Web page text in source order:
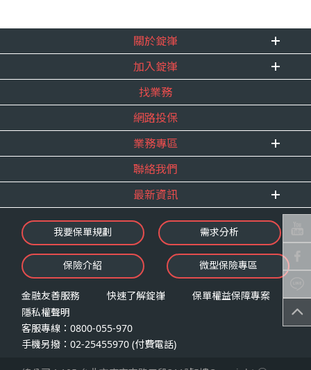
（四）方式：自動化機器或其他非自動化之方
四、當事人依個資法第三條規定得行使之權利及方
（一）當事人得行使之權利
台端就錠嵂公司向 台端所蒐集之個人資
料，得向錠嵂公司行使下列權利，除法令
另有規定或履行契約所必要外，錠嵂公司
查詢或請求閱覽。
請求製給複製本。
請求補充或更正。
請求停止蒐集、處理或利用。
請求刪除。
（二）當事人行使權利之方式
台端如欲行使上述權利時，得以書面方式
向錠嵂公司申請，申請書面送達地址：台
關於錠嵂
企業資訊
重要事跡
得獎紀錄
服務宣言
合作夥伴
加入錠嵂
內勤招聘
精英招募
年度增員計畫
找業務
網路投保
業務專區
E 線資源網
聯絡我們
最新資訊
最新消息
錠嵂焦點
影音頻道
業務資源分享
我要保單規劃 需求分析
保險介紹 微型保險專區
金融友善服務 快速了解錠嵂
保單權益保障專案
隱私權聲明
客服專線：0800-055-970
手機另撥：02-25455970 (付費電話)